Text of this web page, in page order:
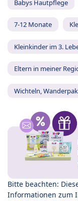
Babys Hautpflege
7-12 Monate
Kleinkinder im 3.
Eltern in meiner
Wichteln,
Bitte beachten:
Informationen zum